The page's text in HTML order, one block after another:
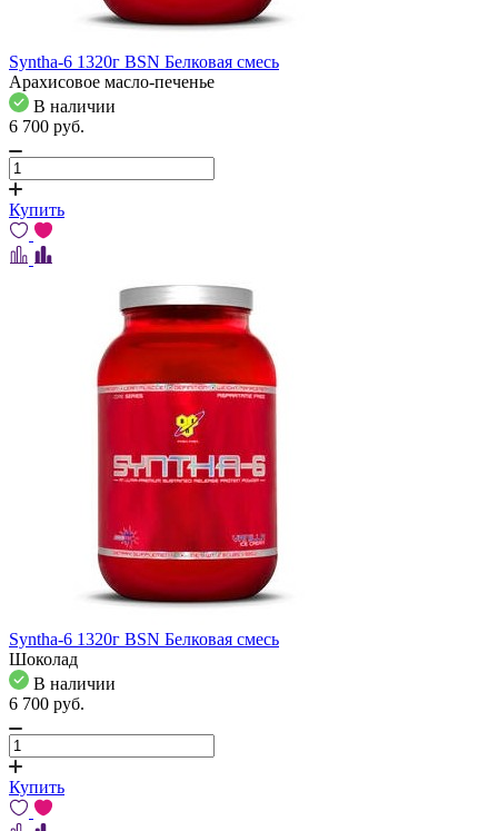
Syntha-6 1320г BSN Белковая смесь
Арахисовое масло-печенье
В наличии
6 700 pуб.
Купить
Syntha-6 1320г BSN Белковая смесь
Шоколад
В наличии
6 700 pуб.
Купить